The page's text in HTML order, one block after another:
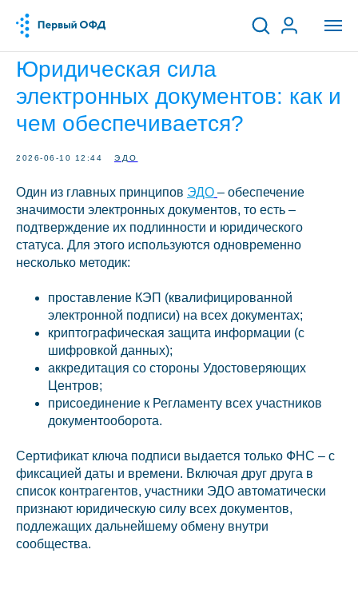
Юридическая сила
электронных документов: как и
чем обеспечивается?
2026-06-10 12:44 ЭДО
Один из главных принципов ЭДО – обеспечение
значимости электронных документов, то есть –
подтверждение их подлинности и юридического
статуса. Для этого используются одновременно
несколько методик:
проставление КЭП (квалифицированной
электронной подписи) на всех документах;
криптографическая защита информации (с
шифровкой данных);
аккредитация со стороны Удостоверяющих
Центров;
присоединение к Регламенту всех участников
документооборота.
Сертификат ключа подписи выдается только ФНС – с
фиксацией даты и времени. Включая друг друга в
список контрагентов, участники ЭДО автоматически
признают юридическую силу всех документов,
подлежащих дальнейшему обмену внутри
сообщества.